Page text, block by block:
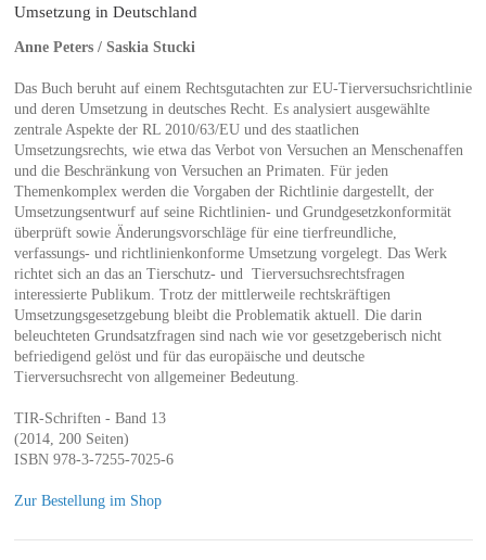
Umsetzung in Deutschland
Anne Peters / Saskia Stucki
Das Buch beruht auf einem Rechtsgutachten zur EU-Tierversuchsrichtlinie
und deren Umsetzung in deutsches Recht. Es analysiert ausgewählte
zentrale Aspekte der RL 2010/63/EU und des staatlichen
Umsetzungsrechts, wie etwa das Verbot von Versuchen an Menschenaffen
und die Beschränkung von Versuchen an Primaten. Für jeden
Themenkomplex werden die Vorgaben der Richtlinie dargestellt, der
Umsetzungsentwurf auf seine Richtlinien- und Grundgesetzkonformität
überprüft sowie Änderungsvorschläge für eine tierfreundliche,
verfassungs- und richtlinienkonforme Umsetzung vorgelegt. Das Werk
richtet sich an das an Tierschutz- und Tierversuchsrechtsfragen
interessierte Publikum. Trotz der mittlerweile rechtskräftigen
Umsetzungsgesetzgebung bleibt die Problematik aktuell. Die darin
beleuchteten Grundsatzfragen sind nach wie vor gesetzgeberisch nicht
befriedigend gelöst und für das europäische und deutsche
Tierversuchsrecht von allgemeiner Bedeutung.
TIR-Schriften - Band 13
(2014, 200 Seiten)
ISBN 978-3-7255-7025-6
Zur Bestellung im Shop